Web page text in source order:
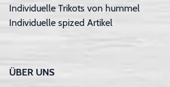
Individuelle Trikots von hummel
Individuelle spized Artikel
ÜBER UNS